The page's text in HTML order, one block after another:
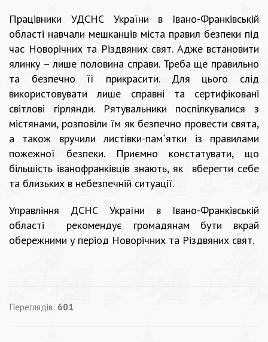
Працівники УДСНС України в Івано-Франківській
області навчали мешканців міста правил безпеки під
час Новорічних та Різдвяних свят. Адже встановити
ялинку – лише половина справи. Треба ще правильно
та безпечно її прикрасити. Для цього слід
використовувати лише справні та сертифіковані
світлові гірлянди. Рятувальники поспілкувалися з
містянами, розповіли їм як безпечно провести свята,
а також вручили листівки-пам`ятки із правилами
пожежної безпеки. Приємно констатувати, що
більшість іванофранківців знають, як вберегти себе
та близьких в небезпечній ситуації.
Управління ДСНС України в Івано-Франківській
області рекомендує громадянам бути вкрай
обережними у період Новорічних та Різдвяних свят.
Переглядів: 601